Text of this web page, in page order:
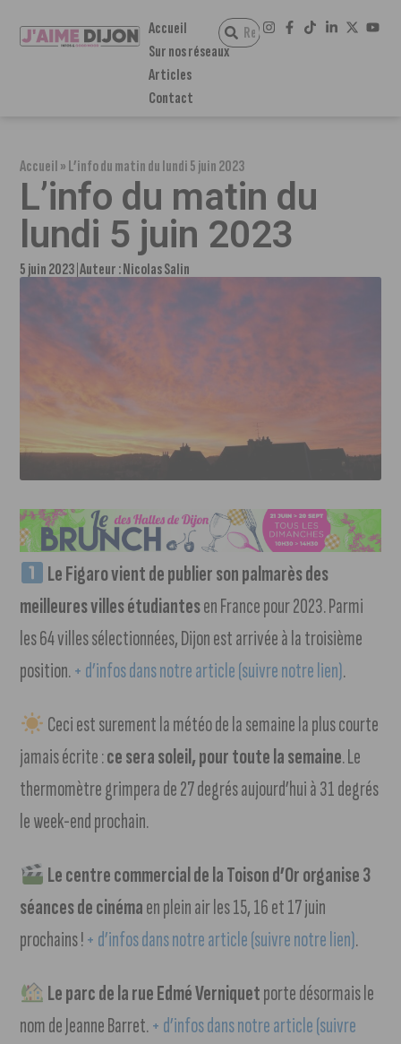
Accueil
Sur nos réseaux
Articles
Contact
Accueil»L’info du matin du lundi 5 juin 2023
L’info du matin du
lundi 5 juin 2023
5 juin 2023 Auteur :Nicolas Salin
Le Figaro vient de publier son palmarès des
meilleures villes étudiantesen France pour 2023. Parmi
les 64 villes sélectionnées, Dijon est arrivée à la troisième
position.+ d’infos dans notre article (suivre notre lien).
Ceci est surement la météo de la semaine la plus courte
jamais écrite :ce sera soleil, pour toute la semaine. Le
thermomètre grimpera de 27 degrés aujourd’hui à 31 degrés
le week-end prochain.
Le centre commercial de la Toison d’Or organise 3
séances de cinémaen plein air les 15, 16 et 17 juin
prochains !+ d’infos dans notre article (suivre notre lien).
Le parc de la rue Edmé Verniquetporte désormais le
nom de Jeanne Barret.+ d’infos dans notre article (suivre